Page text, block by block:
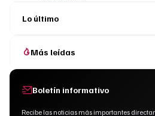
Lo último
Más leídas
Boletín informativo
Recibe las noticias más importantes